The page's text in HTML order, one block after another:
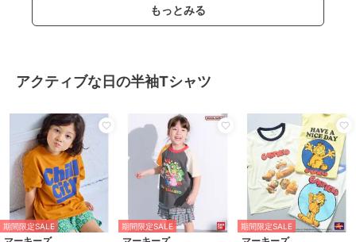
もっとみる
アクティブな日の半袖Tシャツ
期間限定SALE 期間限定SALE 期間限定SALE